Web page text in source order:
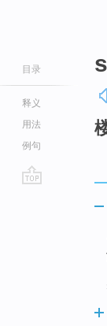
目录
释义
用法
例句